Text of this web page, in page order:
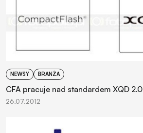
NEWSY BRANŻA
CFA pracuje nad standardem XQD 2.0
26.07.2012